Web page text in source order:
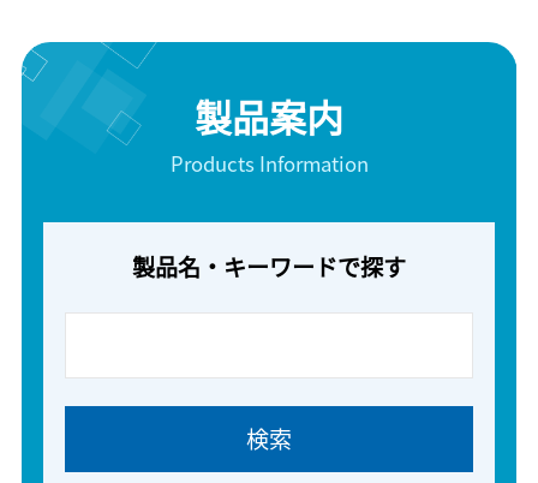
製品案内
Products Information
製品名・キーワードで探す